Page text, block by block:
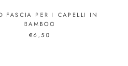
FASCIA PER I CAPELLI IN
BAMBOO
€6,50